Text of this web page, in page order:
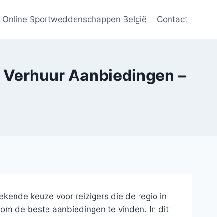
Online Sportweddenschappen België Contact
Aanbiedingen –
keuze voor reizigers die de regio in
de beste aanbiedingen te vinden. In dit